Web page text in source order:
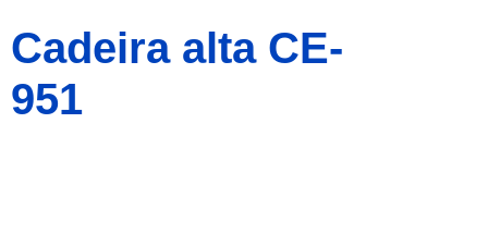
Cadeira alta CE-
951